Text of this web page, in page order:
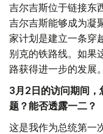
吉尔吉斯位于链接东
吉尔吉斯能够成为凝
家计划是建立一条穿
别克的铁路线。如果
路获得进一步的发展
3 月 2日的访问期间
题？能否透露一二？
这是我作为总统第一